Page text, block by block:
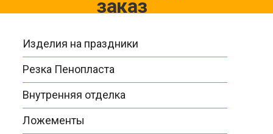
Изделия на праздники
Резка Пенопласта
Внутренняя отделка
Ложементы